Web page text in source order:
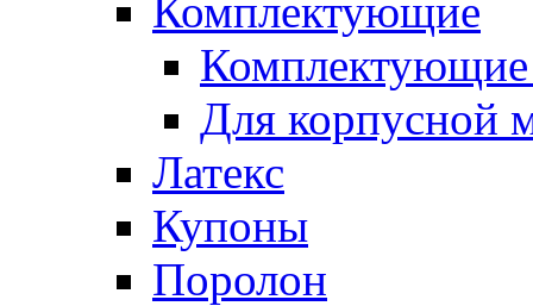
Комплектующие
Комплектующие
Для корпусной
Латекс
Купоны
Поролон